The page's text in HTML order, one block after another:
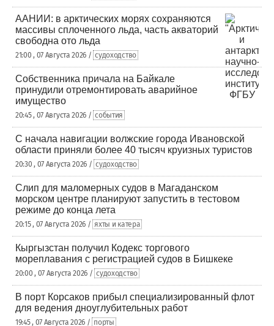
ААНИИ: в арктических морях сохраняются
массивы сплоченного льда, часть акваторий
свободна ото льда
21:00 , 07 Августа 2026 / судоходство
Собственника причала на Байкале
принудили отремонтировать аварийное
имущество
20:45 , 07 Августа 2026 / события
С начала навигации волжские города Ивановской
области приняли более 40 тысяч круизных туристов
20:30 , 07 Августа 2026 / судоходство
Слип для маломерных судов в Магаданском
морском центре планируют запустить в тестовом
режиме до конца лета
20:15 , 07 Августа 2026 / яхты и катера
Кыргызстан получил Кодекс торгового
мореплавания с регистрацией судов в Бишкеке
20:00 , 07 Августа 2026 / судоходство
В порт Корсаков прибыл специализированный флот
для ведения дноуглубительных работ
19:45 , 07 Августа 2026 / порты